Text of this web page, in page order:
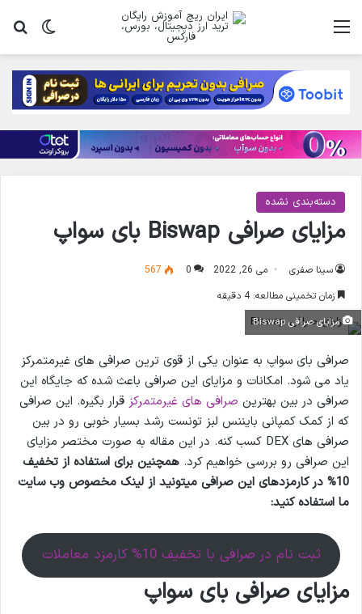
تغییر منو
دسته‌بندی نشده
مزایای صرافی Biswap بای سواپ
سینا صفری می 26, 2022 0
567
زمان تخمینی مطالعه: 4 دقیقه
مزایای صرافی Biswap
صرافی بای سواپ به عنوان یکی از قوی ترین صرافی های غیرمتمرکز
یاد می شود. امکانات و مزایای این صرافی باعث شده که جایگاه این
صرافی در بین بهترین صرافی های غیرمتمرکز قرار بگیره. این صرافی
که از کمک کمپانی بایننس لبز تونست رشد بسیار خوبی رو در بین
صرافی های DEX کسب کنه. در این مقاله به صورت مختصر مزایای
این صرافی رو بررسی خواهیم کرد. همچنین برای استفاده از تخفیف
10% در کارمزدهای این صرافی میتونید از لینک مخصوص وب سایت
ما استفاده کنید:
ثبت نام در صرافی با تخفیف 10% کارمزد معاملات
مزایای صرافی بای سواپ